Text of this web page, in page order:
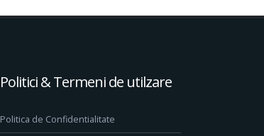
Politici & Termeni de utilzare
Politica de Confidentialitate